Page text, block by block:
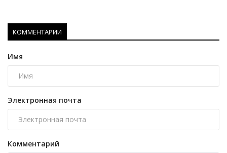
КОММЕНТАРИИ
Имя
Электронная почта
Комментарий